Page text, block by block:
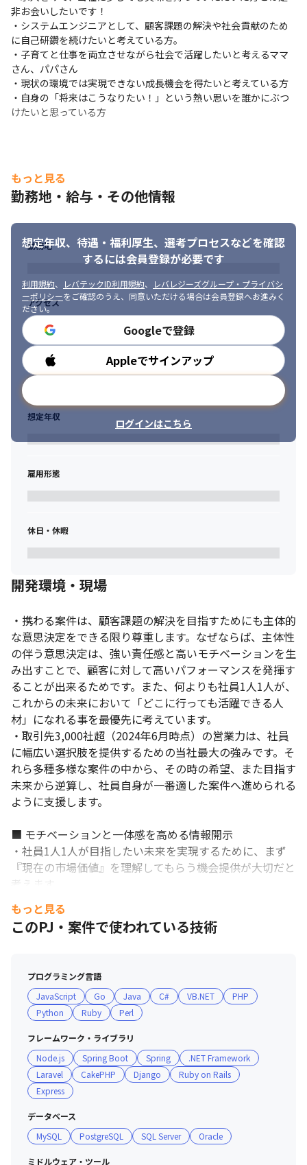
す。
＜働きやすい環境＞
・残業少、年間休日130日（2022年実績）
・びずめし（健康支援を目的とした食事福利厚生支援）
・ママ、パパ応援
・副業OK実績多数
・リモートワーク相談可能
＜入社時・案件参画中＞
・入社後の早期活躍＆定着に向けた支援として「オンボーディン
グ制度」を導入しています。この制度では、入社後から継続した
「1on1」の定期実施などの、様々な施策を行っております。
・本社勤務の場合は、自社プロダクト開発や受託開発などの社内
業務を準備しています。それら社内業務と並行し、当社技術責任
者が社員一人一人の目指したい方向性をじっくりとヒアリング
し、次月からの案件を探していきます。
・国家資格キャリアコンサルタントが、社員の任意のタイミング
で1on1形式のキャリアコンサルティングを実施します。業務に関
わる内容に限らず、社員1人1人のライフキャリアに寄り添って話
を聞きます。
・社員一人一人にメンターが付き、1on1形式のヒアリングを行い
ます。定期的な成長支援の実施や担当業務に課題や懸念がないか
をヒアリングすることで働く満足度の向上を促進していきます。
＜スキルアップ支援＞
・自身の「現在の市場価値」を確認することが出来るのが「単価
査定制度」です。実際の営業チームによる「市場価値に沿った単
価見積」が行われますので、エンジニア社員にとっては、今後の
・その上で、キャリア支援を通して学習機会の必要性を促しなが
ら、社員自らが必要性を感じた領域を伸ばしていける個別最適化
されたスキルアップ研修を準備しています。
ァルケ独自の「マネジメント研修」を実施しています。
■ 案件例
入）
環境：PHP、Laravel、GitHub、Slack、Swift、WebRTC、
AWS、Sketch、Abstract、Miro
・ファッション系ECサイト開発（リモートワーク導入）
工程：企画、要件定義、設計、開発、テスト
環境：Kotlin、Java、Swift 、Objective-C、iOS、Android
・金融業向け基幹システム開発
工程：設計、製造、テスト
環境：Java、ETL
非お会いしたいです！
・システムエンジニアとして、顧客課題の解決や社会貢献のため
に自己研鑽を続けたいと考えている方。
・子育てと仕事を両立させながら社会で活躍したいと考えるママ
さん、パパさん
・現状の環境では実現できない成長機会を得たいと考えている方
・自身の「将来はこうなりたい！」という熱い思いを誰かにぶつ
けたいと思っている方
もっと見る
勤務地・給与・その他情報
想定年収、待遇・福利厚生、 選考プロセスなどを確認
するには会員登録が必要です
利用規約、 レバテックID利用規約、
レバレジーズグループ・プライバシ
ーポリシーをご確認のうえ、同意いただける場合は会員登録へお進みく
ださい。
Googleで登録
Appleでサインアップ
ログインはこちら
勤務地
アクセス
勤務時間
想定年収
雇用形態
休日・休暇
開発環境・現場
・携わる案件は、顧客課題の解決を目指すためにも主体的
な意思決定をできる限り尊重します。なぜならば、主体性
の伴う意思決定は、強い責任感と高いモチベーションを生
み出すことで、顧客に対して高いパフォーマンスを発揮す
ることが出来るためです。また、何よりも社員1人1人が、
これからの未来において「どこに行っても活躍できる人
材」になれる事を最優先に考えています。
・取引先3,000社超（2024年6月時点）の営業力は、社員
に幅広い選択肢を提供するための当社最大の強みです。そ
れら多種多様な案件の中から、その時の希望、また目指す
未来から逆算し、社員自身が一番適した案件へ進められる
ように支援します。
■ モチベーションと一体感を高める情報開示
・社員1人1人が目指したい未来を実現するために、まず
『現在の市場価値』を理解してもらう機会提供が大切だと
考えます。
・そのために案件単価、顧客評価など会社が持っている情
報は幅広く開示します。更に、社会情勢や技術動向を踏ま
えた会社の考えを共有することで、社員一人一人の選択が
■ 社内の雰囲気／現場体制
・オンライン上でのコミュニケーションが活発です！業務
上の重要な話題は「相手への思いやりと、スピーディーな
行動」に、カジュアルな話題は「誰でも気軽に」を意識し
ています。
・社員が主体となって、月１回の懇親会や技術勉強会など
を開催しております。それぞれの業務に集中しながらも、
社内では自発的なコミュニケーションの場が沢山ありま
す。
・社員が異なる環境で活躍しているので、それぞれの経験
をシェアする場があります。
もっと見る
このPJ・案件で使われている技術
プログラミング言語
JavaScript
Go Java C# VB.NET
PHP
Python
Ruby Perl
フレームワーク・ライブラリ
Node.js
Spring Boot Spring
.NET Framework
Laravel
CakePHP Django
Ruby on Rails
Express
データベース
MySQL
PostgreSQL SQL Server Oracle
ミドルウェア・ツール